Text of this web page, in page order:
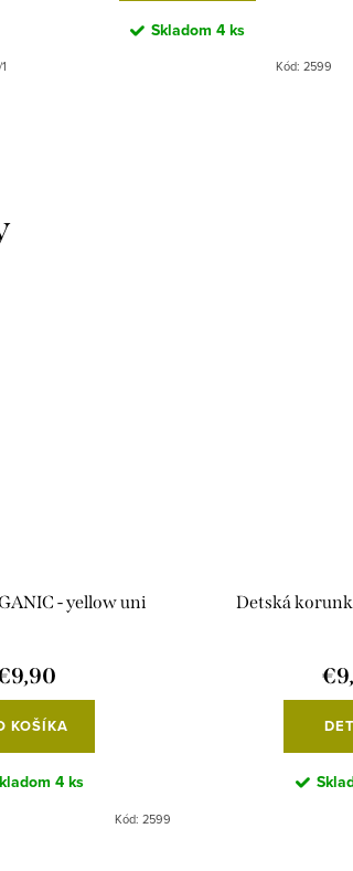
Skladom 4 ks
Kód: 2599
- yellow uni
KOŠÍKA
4 ks
Kód: 2599
Detská